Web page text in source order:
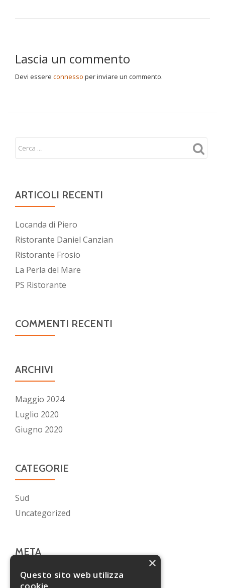
Lascia un commento
Devi essere connesso per inviare un commento.
ARTICOLI RECENTI
Locanda di Piero
Ristorante Daniel Canzian
Ristorante Frosio
La Perla del Mare
PS Ristorante
COMMENTI RECENTI
ARCHIVI
Maggio 2024
Luglio 2020
Giugno 2020
CATEGORIE
Sud
Uncategorized
META
Accedi
×
Questo sito web utilizza